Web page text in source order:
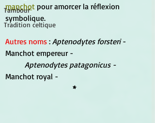
Tambour
Tradition celtique
manchot pour amorcer la réflexion
symbolique.
Autres noms : Aptenodytes forsteri -
Manchot empereur -
Aptenodytes patagonicus -
Manchot royal -
*